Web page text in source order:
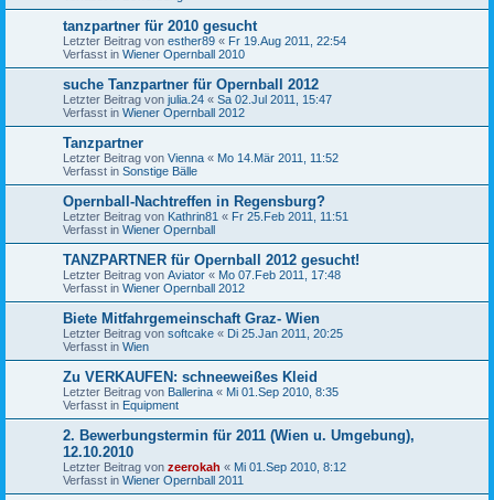
tanzpartner für 2010 gesucht
Letzter Beitrag von esther89 « Fr 19.Aug 2011, 22:54
Verfasst in Wiener Opernball 2010
suche Tanzpartner für Opernball 2012
Letzter Beitrag von julia.24 « Sa 02.Jul 2011, 15:47
Verfasst in Wiener Opernball 2012
Tanzpartner
Letzter Beitrag von Vienna « Mo 14.Mär 2011, 11:52
Verfasst in Sonstige Bälle
Opernball-Nachtreffen in Regensburg?
Letzter Beitrag von Kathrin81 « Fr 25.Feb 2011, 11:51
Verfasst in Wiener Opernball
TANZPARTNER für Opernball 2012 gesucht!
Letzter Beitrag von Aviator « Mo 07.Feb 2011, 17:48
Verfasst in Wiener Opernball 2012
Biete Mitfahrgemeinschaft Graz- Wien
Letzter Beitrag von softcake « Di 25.Jan 2011, 20:25
Verfasst in Wien
Zu VERKAUFEN: schneeweißes Kleid
Letzter Beitrag von Ballerina « Mi 01.Sep 2010, 8:35
Verfasst in Equipment
2. Bewerbungstermin für 2011 (Wien u. Umgebung),
12.10.2010
Letzter Beitrag von zeerokah « Mi 01.Sep 2010, 8:12
Verfasst in Wiener Opernball 2011